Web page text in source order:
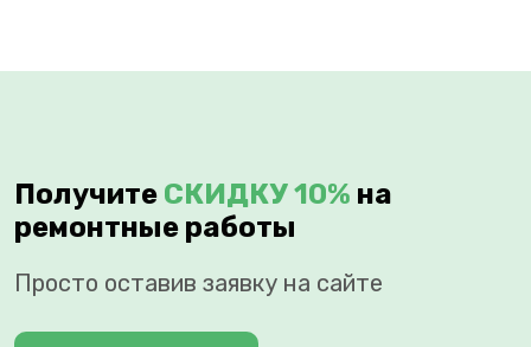
Получите СКИДКУ 10% на
ремонтные работы
Просто оставив заявку на сайте